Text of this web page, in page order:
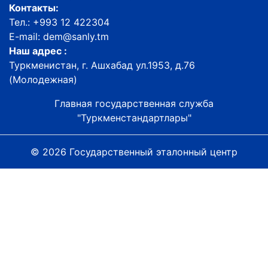
Контакты:
Тел.: +993 12 422304
E-mail: dem@sanly.tm
Наш адрес :
Туркменистан, г. Ашхабад ул.1953, д.76
(Молодежная)
Главная государственная служба
"Туркменстандартлары"
© 2026 Государственный эталонный центр